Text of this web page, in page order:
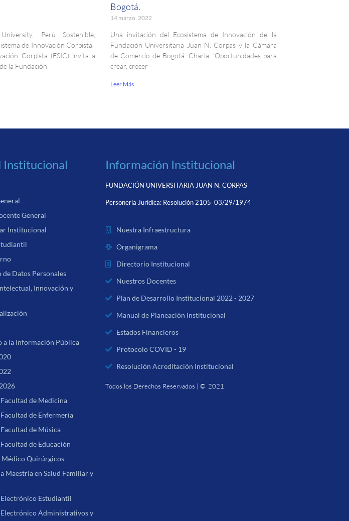
Perú Sostenible,
de Innovación Corpista.
Corpista (ESIC) invita a
la Fundación
Bogotá.
14 marzo, 2022
Una invitación del Ecosistema de Innovación de la
Fundación Universitaria Juan N. Corpas y la Cámara
de Comercio de Bogotá. Charla: ‘Oportunidades para
crear, crecer
Leer Más
General
Institucional
Datos Personales
Innovación y
a la Información Pública
de Medicina
de Enfermería
de Música
de Educación
Médico Quirúrgicos
Maestría en Salud Familiar y
Estudiantil
Administrativos y
Información Institucional
FUNDACIÓN UNIVERSITARIA JUAN N. CORPAS
Personería Jurídica: Resolución 2105 03/29/1974
Nuestra Infraestructura
Organigrama
Directorio Institucional
Nuestros Docentes
Plan de Desarrollo Institucional 2022 - 2027
Manual de Planeación Institucional
Estados Financieros
Protocolo COVID - 19
Resolución Acreditación Institucional
Todos los Derechos Reservados | © 2021